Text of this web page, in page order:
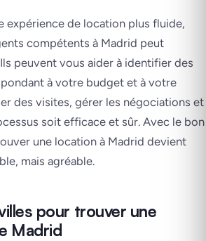
expérience de location plus fluide,
compétents à Madrid peut
peuvent vous aider à identifier des
à votre budget et à votre
des visites, gérer les négociations et
soit efficace et sûr. Avec le bon
une location à Madrid devient
mais agréable.
pour trouver une
Madrid